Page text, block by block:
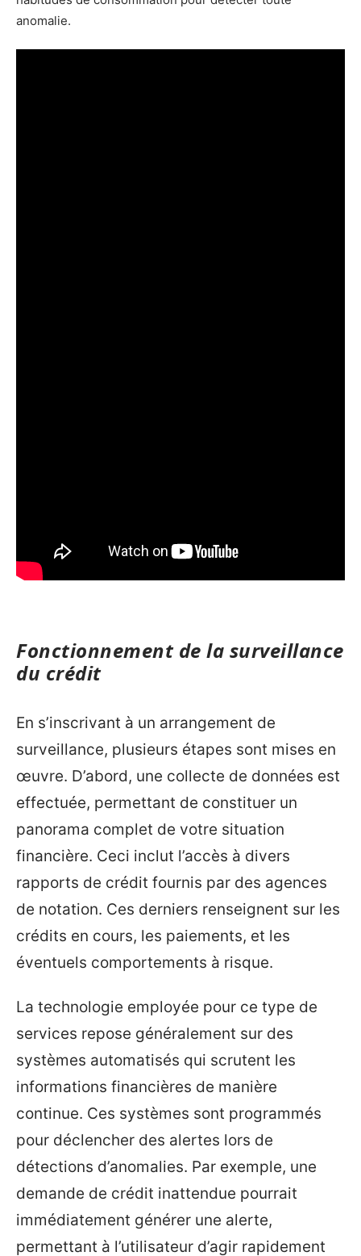
anomalie.
Fonctionnement de la surveillance
du crédit
En s’inscrivant à un arrangement de
surveillance, plusieurs étapes sont mises en
œuvre. D’abord, une collecte de données est
effectuée, permettant de constituer un
panorama complet de votre situation
financière. Ceci inclut l’accès à divers
rapports de crédit fournis par des agences
de notation. Ces derniers renseignent sur les
crédits en cours, les paiements, et les
éventuels comportements à risque.
La technologie employée pour ce type de
services repose généralement sur des
systèmes automatisés qui scrutent les
informations financières de manière
continue. Ces systèmes sont programmés
pour déclencher des alertes lors de
détections d’anomalies. Par exemple, une
demande de crédit inattendue pourrait
immédiatement générer une alerte,
permettant à l’utilisateur d’agir rapidement